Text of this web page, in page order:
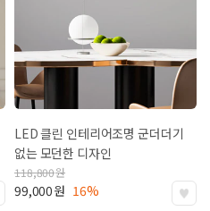
LED 클린 인테리어조명군더더기
없는 모던한 디자인
118,800원
99,000원 16%